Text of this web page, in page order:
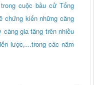
cuộc bầu cử Tổng
chứng kiến những căng
càng gia tăng trên nhiều
lược,…trong các năm